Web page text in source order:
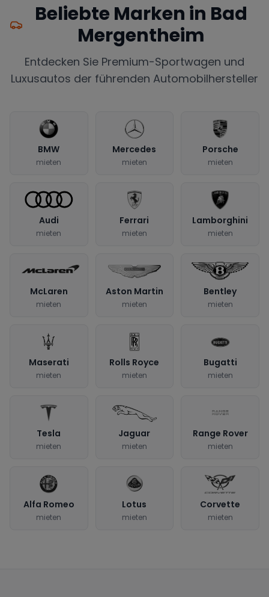
Beliebte Marken in Bad
Mergentheim
Entdecken Sie Premium-Sportwagen und
Luxusautos der führenden Automobilhersteller
BMW
mieten
Mercedes
mieten
Porsche
mieten
Audi
mieten
Ferrari
mieten
Lamborghini
mieten
McLaren
mieten
Aston Martin
mieten
Bentley
mieten
Maserati
mieten
Rolls Royce
mieten
Bugatti
mieten
Tesla
mieten
Jaguar
mieten
Range Rover
mieten
Alfa Romeo
mieten
Lotus
mieten
Corvette
mieten